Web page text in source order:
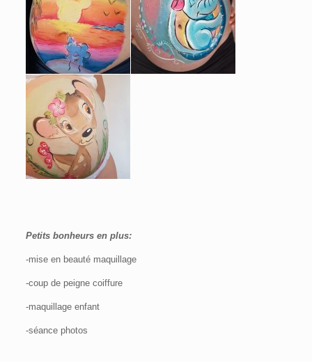
Petits bonheurs en plus:
-mise en beauté maquillage
-coup de peigne coiffure
-maquillage enfant
-séance photos